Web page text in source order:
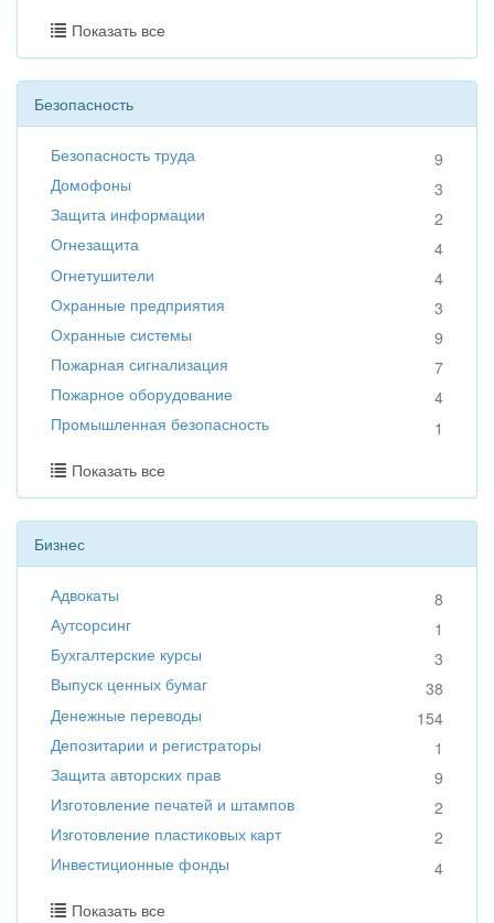
Показать все
Безопасность
Безопасность труда
9
Домофоны
3
Защита информации
2
Огнезащита
4
Огнетушители
4
Охранные предприятия
3
Охранные системы
9
Пожарная сигнализация
7
Пожарное оборудование
4
Промышленная безопасность
1
Показать все
Бизнес
Адвокаты
8
Аутсорсинг
1
Бухгалтерские курсы
3
Выпуск ценных бумаг
38
Денежные переводы
154
Депозитарии и регистраторы
1
Защита авторских прав
9
Изготовление печатей и штампов
2
Изготовление пластиковых карт
2
Инвестиционные фонды
4
Показать все